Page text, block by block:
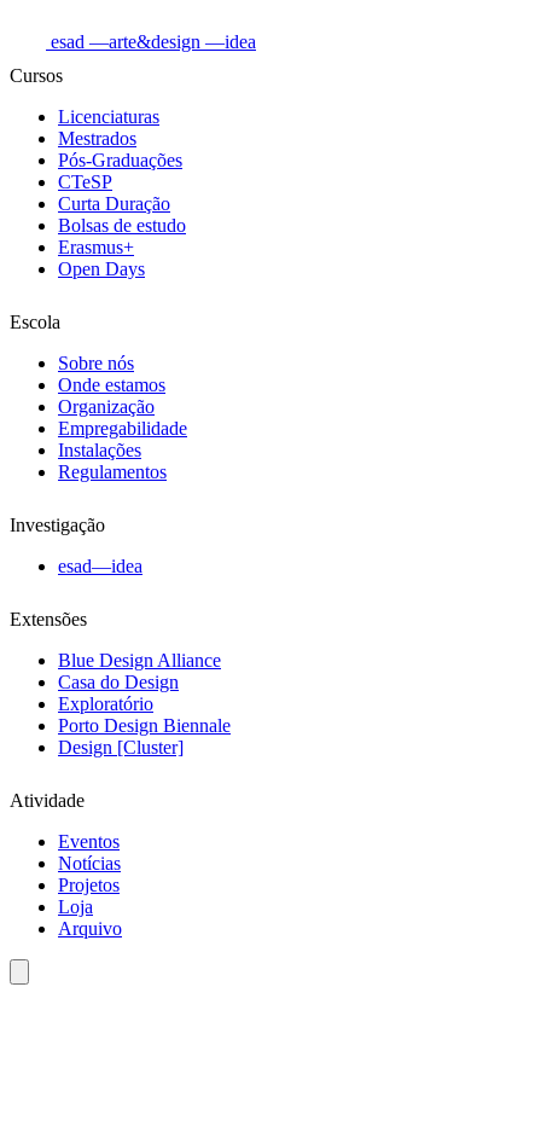
esad —arte&design —idea
Cursos
Licenciaturas
Mestrados
Pós-Graduações
CTeSP
Curta Duração
Bolsas de estudo
Erasmus+
Open Days
Escola
Sobre nós
Onde estamos
Organização
Empregabilidade
Instalações
Regulamentos
Investigação
esad—idea
Extensões
Blue Design Alliance
Casa do Design
Exploratório
Porto Design Biennale
Design [Cluster]
Atividade
Eventos
Notícias
Projetos
Loja
Arquivo